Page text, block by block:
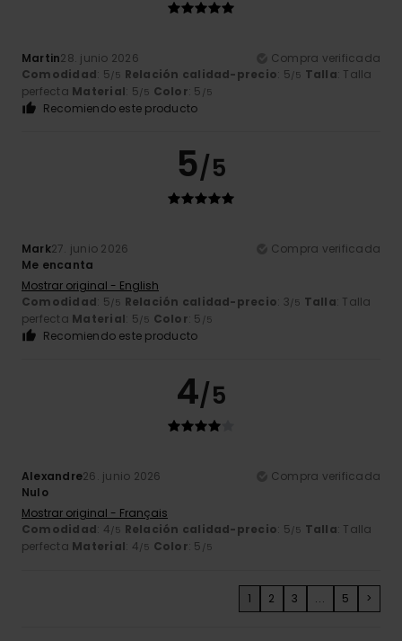
Martin28. junio 2026
Compra verificada
Comodidad: 5/5 Relación calidad-precio: 5/5 Talla: Talla
perfecta Material: 5/5 Color: 5 /5
Recomiendo este producto
5/5
Mark27. junio 2026
Compra verificada
Me encanta
Mostrar original - English
Comodidad: 5/5 Relación calidad-precio: 3/5 Talla: Talla
perfecta Material: 5/5 Color: 5 /5
Recomiendo este producto
4/5
Alexandre26. junio 2026
Compra verificada
Nulo
Mostrar original - Français
Comodidad: 4/5 Relación calidad-precio: 5/5 Talla: Talla
perfecta Material: 4/5 Color: 5 /5
1 2 3 ... 5 >